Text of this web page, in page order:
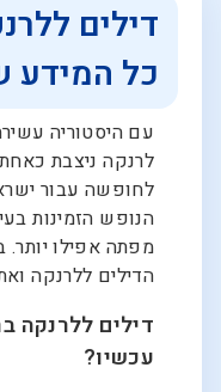
דילים
כל המידע
עם היסטוריה
לרנקה ניצבת
לחופשה עבור
הנופש הזמינות
מפתה אפילו
הדילים ללרנקה
דילים ללרנקה
עכשיו?